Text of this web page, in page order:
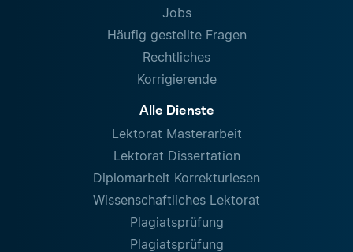
Jobs
Häufig gestellte Fragen
Rechtliches
Korrigierende
Alle Dienste
Lektorat Masterarbeit
Lektorat Dissertation
Diplomarbeit Korrekturlesen
Wissenschaftliches Lektorat
Plagiatsprüfung
Plagiatsprüfung